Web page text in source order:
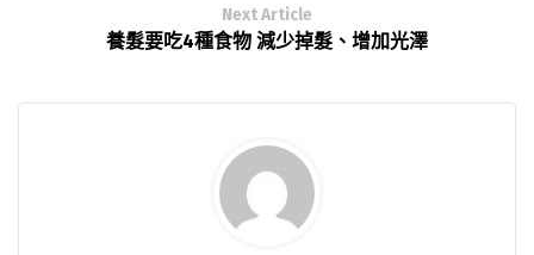
Next Article
養髮要吃4種食物 減少掉髮、增加光澤